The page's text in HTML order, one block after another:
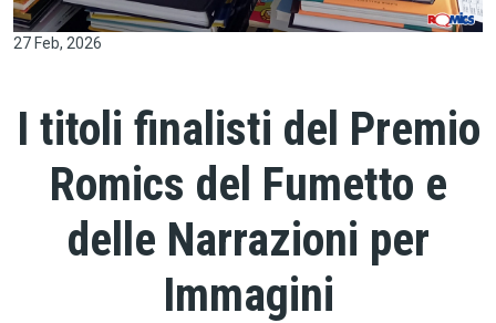
27 Feb, 2026
I titoli finalisti del Premio
Romics del Fumetto e
delle Narrazioni per
Immagini